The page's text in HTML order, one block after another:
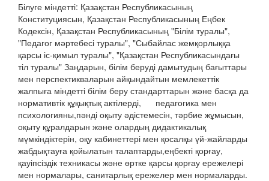
Білуге міндетті: Қазақстан Республикасының
Конституциясын, Қазақстан Республикасының Еңбек
Кодексін, Қазақстан Республикасының "Білім туралы",
"Педагог мәртебесі туралы", "Сыбайлас жемқорлыққа
қарсы іс-қимыл туралы", "Қазақстан Республикасындағы
тіл туралы" Заңдарын, білім беруді дамытудың бағыттары
мен перспектикваларын айқындайтын мемлекеттік
жалпыға міндетті білім беру стандарттарын және басқа да
нормативтік құқықтық актілерді, педагогика мен
психологияны,пәнді оқыту әдістемесін, тәрбие жұмысын,
оқыту құралдарын және олардың дидактикалық
мүмкіндіктерін, оқу кабинеттері мен қосалқы үй-жайларды
жабдықтауға қойылатын талаптарды,еңбекті қорғау,
қауіпсіздік техникасы және өртке қарсы қорғау ережелері
мен нормалары, санитарлық ережелер мен нормаларды.